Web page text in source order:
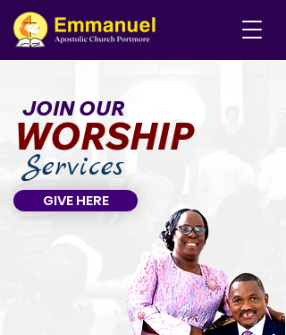
JOIN OUR
Services
WORSHIP
GIVE HERE